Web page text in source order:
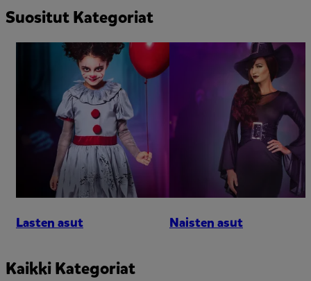
Suositut Kategoriat
Lasten asut Naisten asut
Kaikki Kategoriat